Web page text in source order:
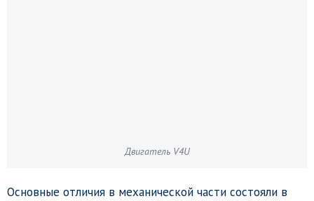
Двигатель V4U
Основные отличия в механической части состояли в